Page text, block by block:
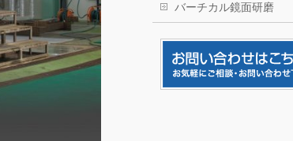
バーチカル鏡面研磨